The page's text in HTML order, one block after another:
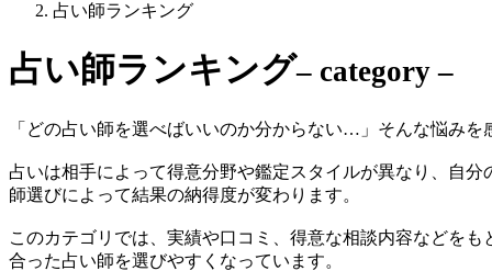
占い師ランキング
占い師ランキング– category –
「どの占い師を選べばいいのか分からない…」そんな悩みを
占いは相手によって得意分野や鑑定スタイルが異なり、自
師選びによって結果の納得度が変わります。
このカテゴリでは、実績や口コミ、得意な相談内容などを
合った占い師を選びやすくなっています。